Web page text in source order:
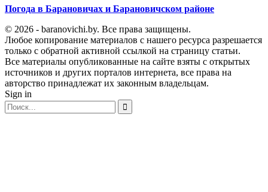
Погода в Барановичах и Барановичском районе
© 2026 - baranovichi.by. Все права защищены.
Любое копирование материалов с нашего ресурса разрешается
только с обратной активной ссылкой на страницу статьи.
Все материалы опубликованные на сайте взяты с открытых
источников и других порталов интернета, все права на
авторство принадлежат их законным владельцам.
Sign in